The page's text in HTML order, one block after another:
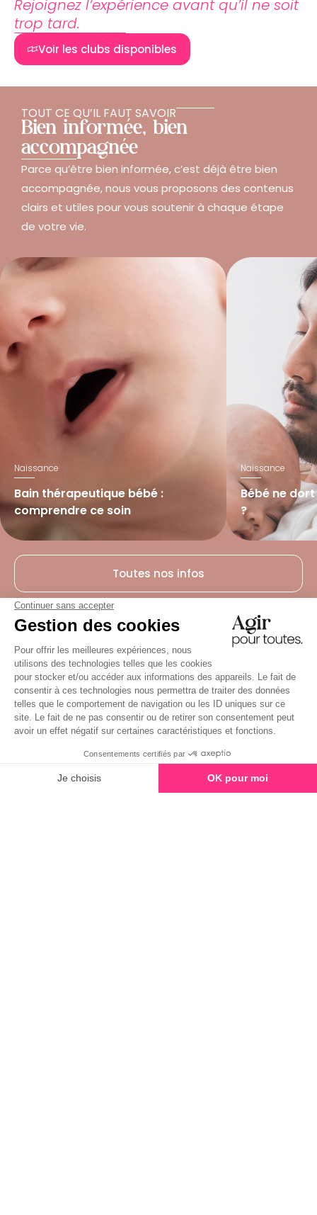
Rejoignez l’expérience avant qu’il ne soit
trop tard.
Voir les clubs disponibles
TOUT CE QU’IL FAUT SAVOIR
Bien informée, bien
accompagnée
Parce qu’être bien informée, c’est déjà être bien
accompagnée, nous vous proposons des contenus
clairs et utiles pour vous soutenir à chaque étape
de votre vie.
Naissance
Bain thérapeutique bébé :
comprendre ce soin
Lire l’article
Naissance
Bébé ne
?
Lire l’article
Toutes nos infos
Rechercher un.e praticien.ne